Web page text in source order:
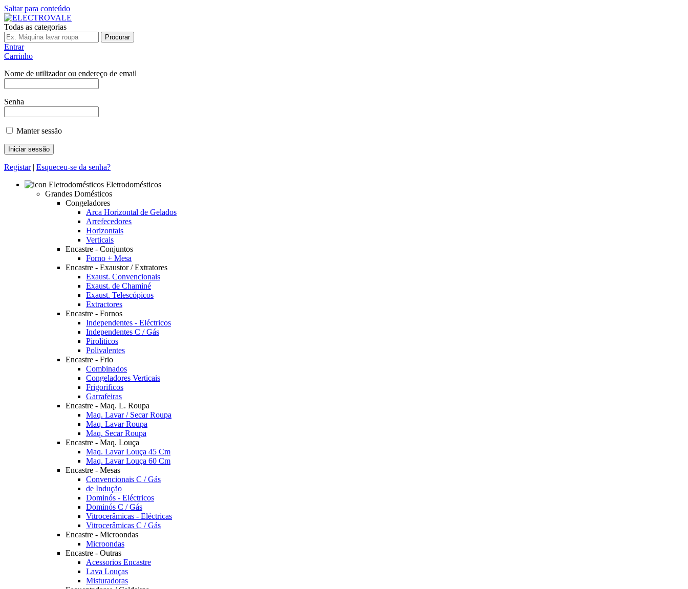
Saltar para conteúdo
Todas as categorias
Procurar
Entrar
Carrinho
Nome de utilizador ou endereço de email
Senha
Manter sessão
Registar| Esqueceu-se da senha?
Eletrodomésticos
Grandes Domésticos
Congeladores
Arca Horizontal de Gelados
Arrefecedores
Horizontais
Verticais
Encastre - Conjuntos
Forno + Mesa
Encastre - Exaustor / Extratores
Exaust. Convencionais
Exaust. de Chaminé
Exaust. Telescópicos
Extractores
Encastre - Fornos
Independentes - Eléctricos
Independentes C / Gás
Piroliticos
Polivalentes
Encastre - Frio
Combinados
Congeladores Verticais
Frigorificos
Garrafeiras
Encastre - Maq. L. Roupa
Maq. Lavar / Secar Roupa
Maq. Lavar Roupa
Maq. Secar Roupa
Encastre - Maq. Louça
Maq. Lavar Louça 45 Cm
Maq. Lavar Louça 60 Cm
Encastre - Mesas
Convencionais C / Gás
de Indução
Dominós - Eléctricos
Dominós C / Gás
Vitrocerâmicas - Eléctricas
Vitrocerâmicas C / Gás
Encastre - Microondas
Microondas
Encastre - Outras
Acessorios Encastre
Lava Louças
Misturadoras